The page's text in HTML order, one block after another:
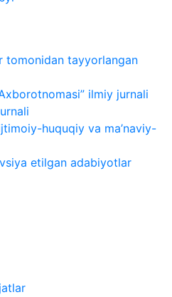
tomonidan tayyorlangan
ilmiy jurnali
huquqiy va ma’naviy-
etilgan adabiyotlar